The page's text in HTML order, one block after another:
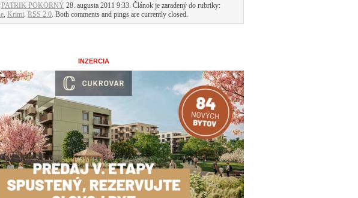
PATRIK POKORNÝ 28. augusta 2011 9:33. Článok je zaradený do rubriky:
, Krimi. RSS 2.0. Both comments and pings are currently closed.
INZERCIA